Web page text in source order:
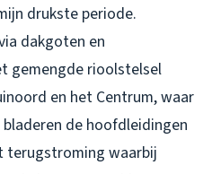
drukste periode.
dakgoten en
gemengde rioolstelsel
en het Centrum, waar
de hoofdleidingen
terugstroming waarbij